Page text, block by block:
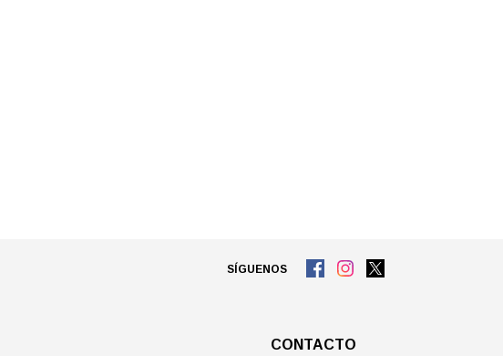
SÍGUENOS
CONTACTO